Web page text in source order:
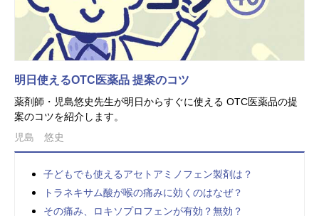
明日使えるOTC医薬品 提案のコツ
薬剤師・児島悠史先生が明日からすぐに使える OTC医薬品の提
案のコツを紹介します。
児島 悠史
子どもでも使えるアセトアミノフェン製剤は？
トラネキサム酸が喉の痛みに効くのはなぜ？
その痛み、ロキソプロフェンが有効？無効？